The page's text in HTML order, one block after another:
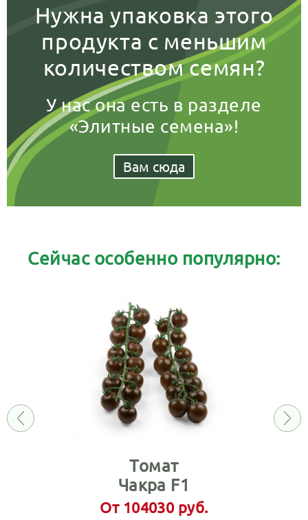
Нужна упаковка этого
продукта с меньшим
количеством семян?
У нас она есть в разделе
«Элитные семена»!
Вам сюда
Сейчас особенно популярно:
Томат
Чакра F1
От 104030 руб.